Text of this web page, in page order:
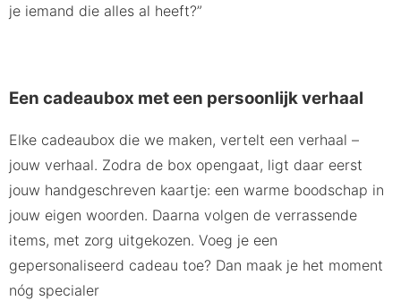
je iemand die alles al heeft?”
Een cadeaubox met een persoonlijk verhaal
Elke cadeaubox die we maken, vertelt een verhaal –
jouw verhaal. Zodra de box opengaat, ligt daar eerst
jouw handgeschreven kaartje: een warme boodschap in
jouw eigen woorden. Daarna volgen de verrassende
items, met zorg uitgekozen. Voeg je een
gepersonaliseerd cadeau toe? Dan maak je het moment
nóg specialer